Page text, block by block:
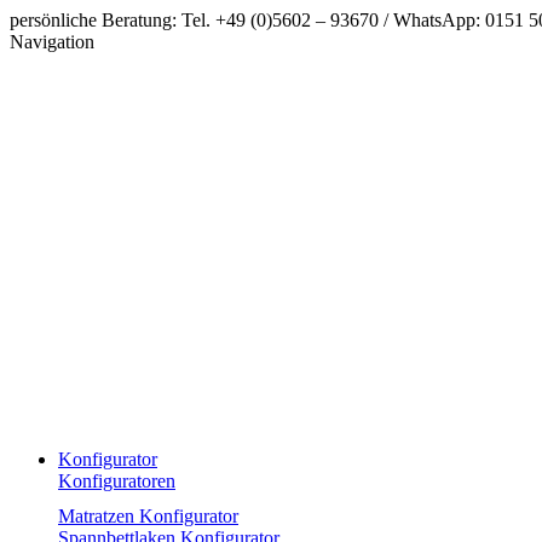
persönliche Beratung: Tel. +49 (0)5602 – 93670 / WhatsApp: 0151
Navigation
Konfigurator
Konfiguratoren
Matratzen Konfigurator